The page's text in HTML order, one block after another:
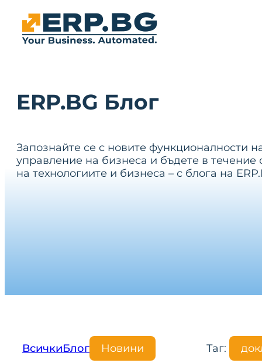
ERP.BG Блог
Запознайте се с новите функционалности
управление на бизнеса и бъдете в течение
на технологиите и бизнеса – с блога на
ВсичкиБлог Новини Таг: